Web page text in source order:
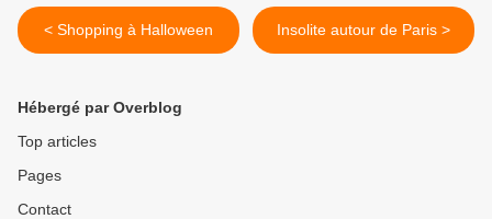
< Shopping à Halloween Insolite autour de Paris >
Hébergé par Overblog
Top articles
Pages
Contact